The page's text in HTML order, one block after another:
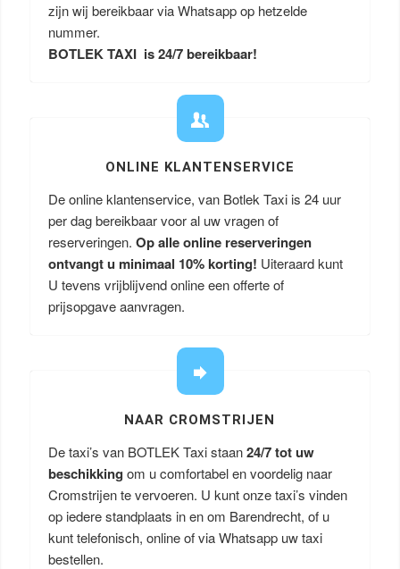
zijn wij bereikbaar via Whatsapp op hetzelde
nummer.
BOTLEK TAXI is 24/7 bereikbaar!
ONLINE KLANTENSERVICE
De online klantenservice, van Botlek Taxi is 24 uur
per dag bereikbaar voor al uw vragen of
reserveringen. Op alle online reserveringen
ontvangt u minimaal 10% korting! Uiteraard kunt
U tevens vrijblijvend online een offerte of
prijsopgave aanvragen.
NAAR CROMSTRIJEN
De taxi’s van BOTLEK Taxi staan24/7 tot uw
beschikking om u comfortabel en voordelig naar
Cromstrijen te vervoeren. U kunt onze taxi’s vinden
op iedere standplaats in en om Barendrecht, of u
kunt telefonisch, online of via Whatsapp uw taxi
bestellen.